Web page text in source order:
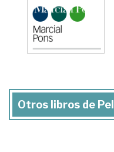
Otros libros de